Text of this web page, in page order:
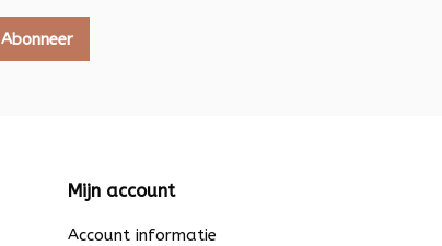
Abonneer
Mijn account
Account informatie